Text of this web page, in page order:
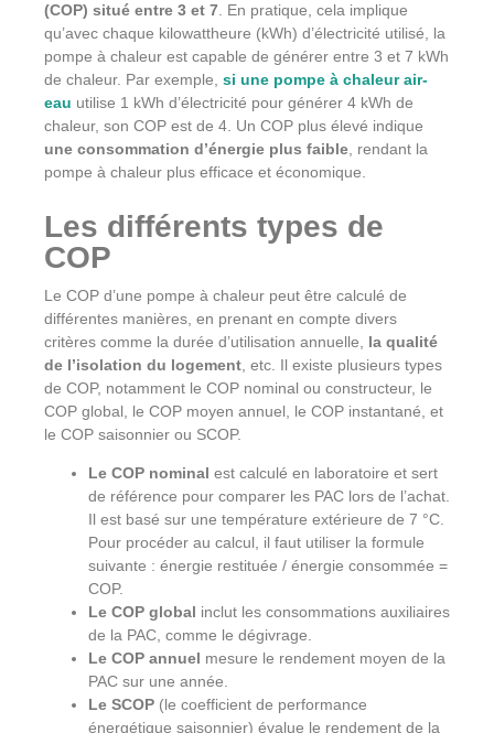
(COP) situé entre 3 et 7. En pratique, cela implique
qu’avec chaque kilowattheure (kWh) d’électricité utilisé, la
pompe à chaleur est capable de générer entre 3 et 7 kWh
de chaleur. Par exemple, si une pompe à chaleur air-
eau utilise 1 kWh d’électricité pour générer 4 kWh de
chaleur, son COP est de 4. Un COP plus élevé indique
une consommation d’énergie plus faible, rendant la
pompe à chaleur plus efficace et économique.
Les différents types de
COP
Le COP d’une pompe à chaleur peut être calculé de
différentes manières, en prenant en compte divers
critères comme la durée d’utilisation annuelle, la qualité
de l’isolation du logement , etc. Il existe plusieurs types
de COP, notamment le COP nominal ou constructeur, le
COP global, le COP moyen annuel, le COP instantané, et
le COP saisonnier ou SCOP.
Le COP nominal est calculé en laboratoire et sert
de référence pour comparer les PAC lors de l’achat.
Il est basé sur une température extérieure de 7 °C.
Pour procéder au calcul, il faut utiliser la formule
suivante : énergie restituée / énergie consommée =
COP.
Le COP global inclut les consommations auxiliaires
de la PAC, comme le dégivrage.
Le COP annuel mesure le rendement moyen de la
PAC sur une année.
Le SCOP (le coefficient de performance
énergétique saisonnier) évalue le rendement de la